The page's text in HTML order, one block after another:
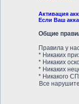
Активация
Если Ваш
Общие
Правила у
* Никаких
* Никаких
* Никаких
* Никакого
Все